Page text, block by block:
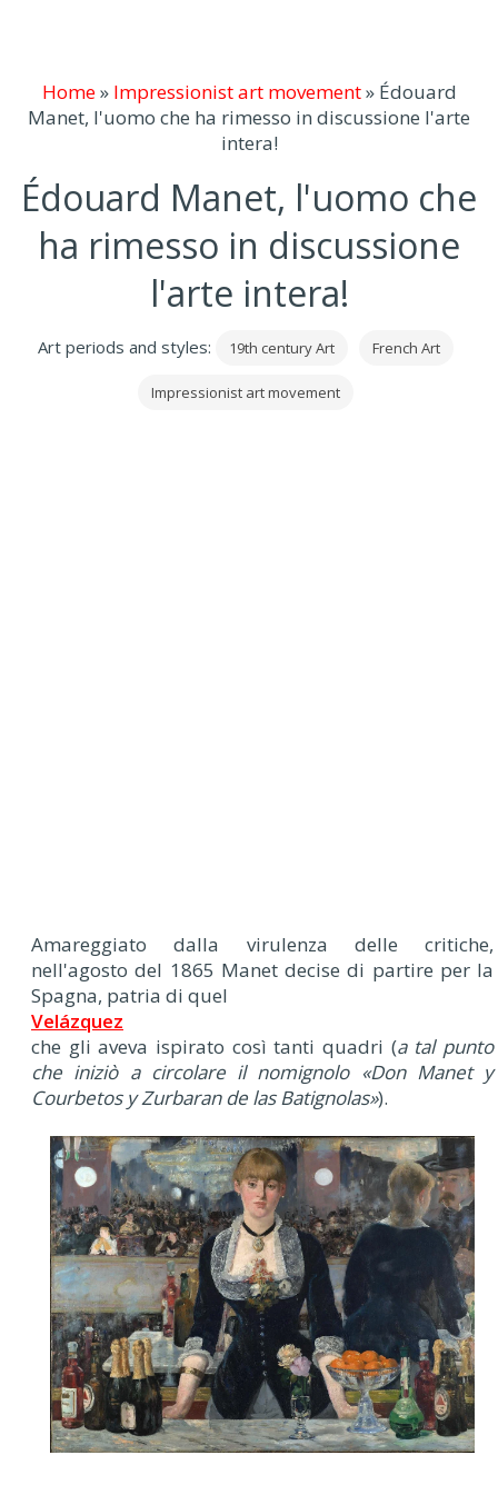
Home» Impressionist art movement» Édouard
Manet, l'uomo che ha rimesso in discussione l'arte
intera!
Édouard Manet, l'uomo che
ha rimesso in discussione
l'arte intera!
Art periods and styles: 19th century Art French Art
Impressionist art movement
Amareggiato dalla virulenza delle critiche,
nell'agosto del 1865 Manet decise di partire per la
Spagna, patria di quel
Velázquez
che gli aveva ispirato così tanti quadri (a tal punto
che iniziò a circolare il nomignolo «Don Manet y
Courbetos y Zurbaran de las Batignolas»).